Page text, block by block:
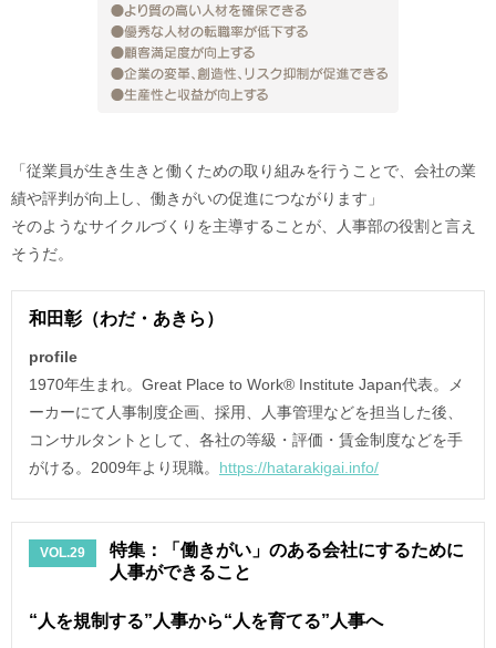
「従業員が生き生きと働くための取り組みを行うことで、会社の業
績や評判が向上し、働きがいの促進につながります」
そのようなサイクルづくりを主導することが、人事部の役割と言え
そうだ。
和田彰（わだ・あきら）
profile
1970年生まれ。Great Place to Work® Institute Japan代表。メ
ーカーにて人事制度企画、採用、人事管理などを担当した後、
コンサルタントとして、各社の等級・評価・賃金制度などを手
がける。2009年より現職。 https://hatarakigai.info/
VOL.29
特集：「働きがい」のある会社にするために
人事ができること
“人を規制する”人事から“人を育てる”人事へ